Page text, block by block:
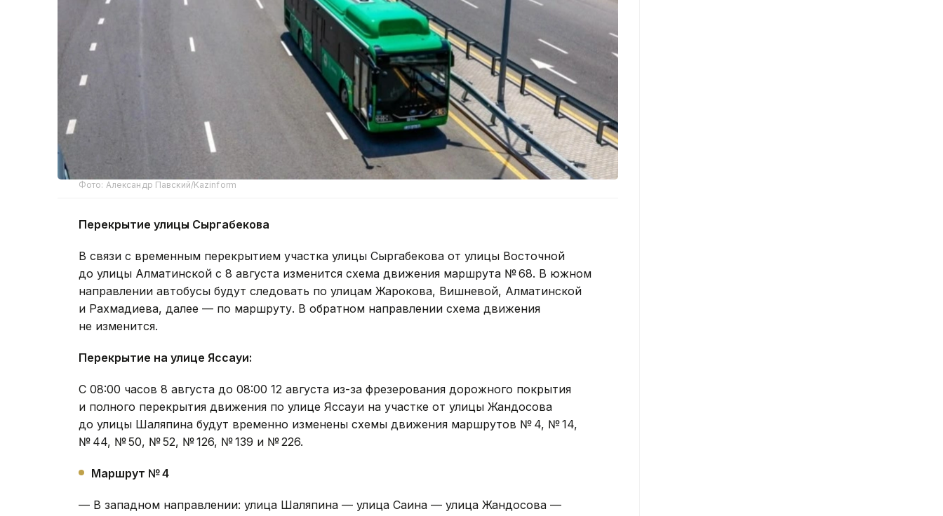
Фото: Александр Павский/Kazinform
Перекрытие улицы Сыргабекова
В связи с временным перекрытием участка улицы Сыргабекова от улицы Восточной
до улицы Алматинской с 8 августа изменится схема движения маршрута № 68. В южном
направлении автобусы будут следовать по улицам Жарокова, Вишневой, Алматинской
и Рахмадиева, далее — по маршруту. В обратном направлении схема движения
не изменится.
Перекрытие на улице Яссауи:
С 08:00 часов 8 августа до 08:00 12 августа из-за фрезерования дорожного покрытия
и полного перекрытия движения по улице Яссауи на участке от улицы Жандосова
до улицы Шаляпина будут временно изменены схемы движения маршрутов № 4, № 14,
№ 44, № 50, № 52, № 126, № 139 и № 226.
Маршрут № 4
— В западном направлении: улица Шаляпина — улица Саина — улица Жандосова —